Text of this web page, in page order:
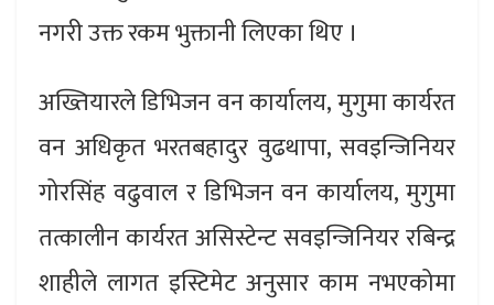
नगरी उक्त रकम भुक्तानी लिएका थिए ।
अख्तियारले डिभिजन वन कार्यालय, मुगुमा कार्यरत
वन अधिकृत भरतबहादुर वुढथापा, सवइन्जिनियर
गोरसिंह वढुवाल र डिभिजन वन कार्यालय, मुगुमा
तत्कालीन कार्यरत असिस्टेन्ट सवइन्जिनियर रबिन्द्र
शाहीले लागत इस्टिमेट अनुसार काम नभएकोमा